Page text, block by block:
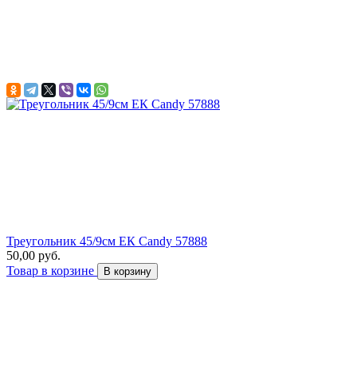
Треугольник 45/9см ЕК Candy 57888
50,00 руб.
Товар в корзине
В корзину